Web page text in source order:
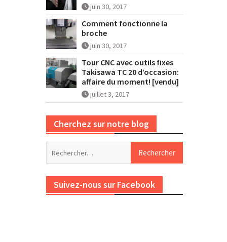
juin 30, 2017
Comment fonctionne la
broche
juin 30, 2017
Tour CNC avec outils fixes
Takisawa TC 20 d’occasion:
affaire du moment! [vendu]
juillet 3, 2017
Cherchez sur notre blog
Suivez-nous sur Facebook